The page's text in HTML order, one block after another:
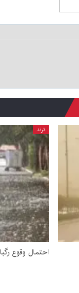
ترند
احتمال وقوع